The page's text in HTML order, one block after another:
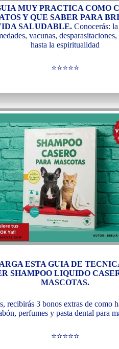
MUY PRACTICA COMO
Y QUE SABER PARA
SALUDABLE.Conocerás: la
vacunas,
hasta la espiritualidad
⭐⭐⭐⭐⭐
ESTA GUIA DE
SHAMPOO LIQUIDO
MASCOTAS.
recibirás 3 bonos extras de como
perfumes y pasta dental para
⭐⭐⭐⭐⭐